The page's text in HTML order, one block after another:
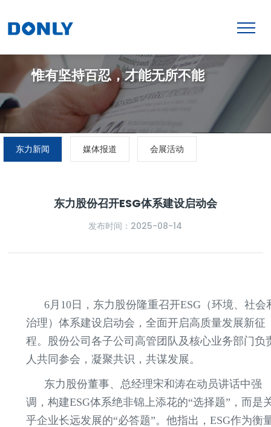
惟有坚持百忍，才能无所不能
东力新闻 媒体报道 会展活动
东力股份召开ESG体系建设启动会
发布时间：2025-08-14
6月10日，东力股份隆重召开ESG（环境、社会
治理）体系建设启动会，全面开启高质量发展新征
程。股份公司各子公司高管团队及核心业务部门负
人共同参会，凝聚共识，共谋发展。
东力股份董事、总经理宋和涛在动员讲话中强
调，构建ESG体系绝非锦上添花的“选择题”，而是
乎企业长远发展的“必答题”。他指出，ESG作为衡